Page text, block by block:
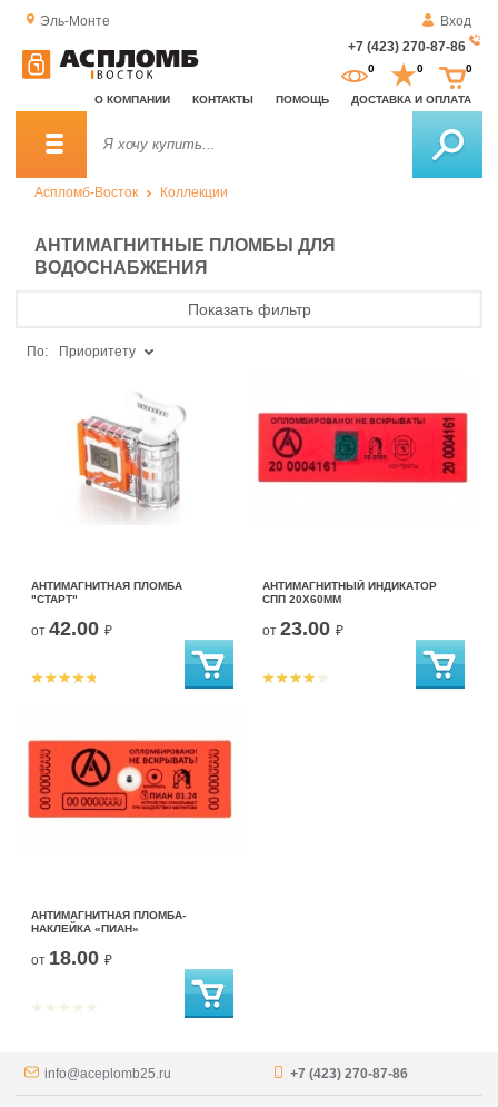
Эль-Монте
Вход
+7 (423) 270-87-86
О КОМПАНИИ КОНТАКТЫ ПОМОЩЬ ДОСТАВКА И ОПЛАТА
0 0 0
Аспломб-Восток Коллекции
АНТИМАГНИТНЫЕ ПЛОМБЫ ДЛЯ
ВОДОСНАБЖЕНИЯ
Показать фильтр
По: Приоритету
АНТИМАГНИТНАЯ ПЛОМБА
"СТАРТ"
от 42.00 ₽
АНТИМАГНИТНЫЙ ИНДИКАТОР
СПП 20Х60ММ
от 23.00 ₽
АНТИМАГНИТНАЯ ПЛОМБА-
НАКЛЕЙКА «ПИАН»
от 18.00 ₽
info@aceplomb25.ru +7 (423) 270-87-86